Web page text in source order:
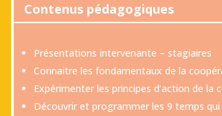
Contenus pédagogiques
Présentations intervenante – stagiaires
Connaitre les fondamentaux de la
Expérimenter les principes d’action de la
Découvrir et programmer les 9 temps